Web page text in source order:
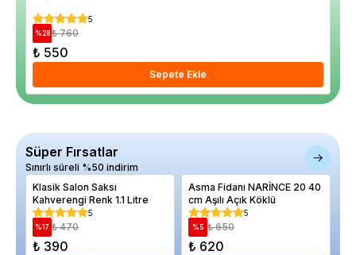
5
%28 ₺ 760
₺ 550
Sepete Ekle
Süper Fırsatlar
Sınırlı süreli %50 indirim
Klasik Salon Saksı
Kahverengi Renk 1.1 Litre
5
%17 ₺ 470
₺ 390
Asma Fidanı NARİNCE 20 40
cm Aşılı Açık Köklü
5
% 5 ₺ 650
₺ 620